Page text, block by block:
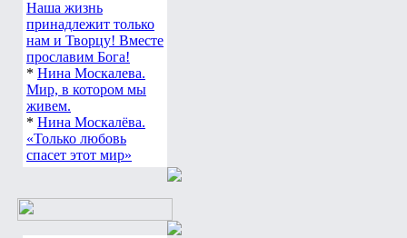
Наша жизнь
принадлежит только
нам и Творцу! Вместе
прославим Бога!
* Нина Москалева.
Мир, в котором мы
живем.
* Нина Москалёва.
«Только любовь
спасет этот мир»